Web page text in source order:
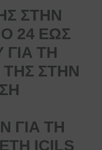
ΣΤΗΝ
24 ΕΩΣ
ΓΙΑ ΤΗ
ΣΤΗΝ
ΓΙΑ ΤΗ
ICILS